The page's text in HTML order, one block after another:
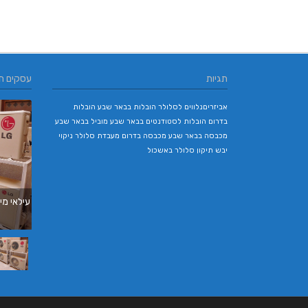
עסקים
עילאי מיזוג אוויר | טכנאי
| תיקון מזגנים
תגיות
אביזריםנלווים לסלולר הובלות בבאר שבע הובלות
בדרום הובלות לסטודנטים בבאר שבע מוביל בבאר שבע
מכבסה בבאר שבע מכבסה בדרום מעבדת סלולר ניקוי
יבש תיקון סלולר באשכול